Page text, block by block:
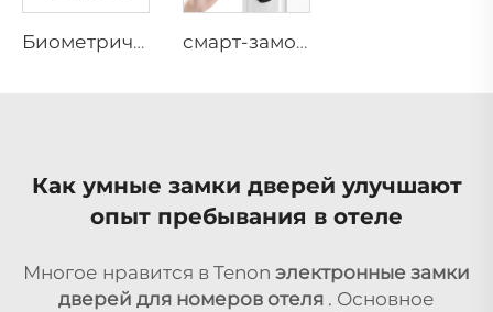
Биометрический смарт-замок для отелей с отпечатком пальца и ключ-картой Tenon K7 смарт-замок с 3D-распознаванием лица и автоматическим умным дверным звонком, модель Tenon A9X
Как умные замки дверей улучшают
опыт пребывания в отеле
Многое нравится в Tenon электронные замки
дверей для номеров отеля . Основное